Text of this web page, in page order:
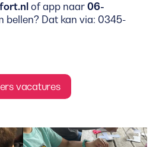
of app naar 06-
bellen? Dat kan via: 0345-
vacatures